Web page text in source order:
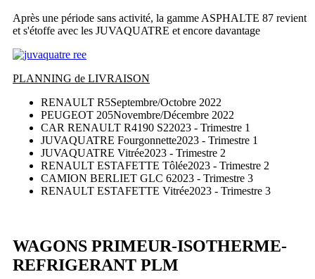
Après une période sans activité, la gamme ASPHALTE 87 revient
et s'étoffe avec les JUVAQUATRE et encore davantage
PLANNING de LIVRAISON
RENAULT R5Septembre/Octobre 2022
PEUGEOT 205Novembre/Décembre 2022
CAR RENAULT R4190 S22023 - Trimestre 1
JUVAQUATRE Fourgonnette2023 - Trimestre 1
JUVAQUATRE Vitrée2023 - Trimestre 2
RENAULT ESTAFETTE Tôlée2023 - Trimestre 2
CAMION BERLIET GLC 62023 - Trimestre 3
RENAULT ESTAFETTE Vitrée2023 - Trimestre 3
WAGONS PRIMEUR-ISOTHERME-
REFRIGERANT PLM